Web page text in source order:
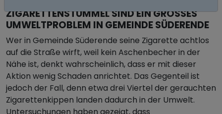
ZIGARETTENSTUMMEL SIND EIN GROSSES U
MWELTPROBLEM IN GEMEINDE SÜDERENDE
Wer in Gemeinde Süderende seine Zigarette achtlos
auf die Straße wirft, weil kein Aschenbecher in der
Nähe ist, denkt wahrscheinlich, dass er mit dieser
Aktion wenig Schaden anrichtet. Das Gegenteil ist
jedoch der Fall, denn etwa drei Viertel der gerauchten
Zigarettenkippen landen dadurch in der Umwelt.